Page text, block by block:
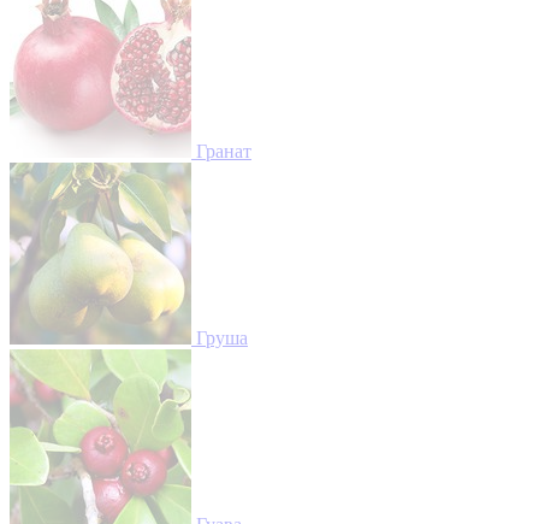
Гранат
Груша